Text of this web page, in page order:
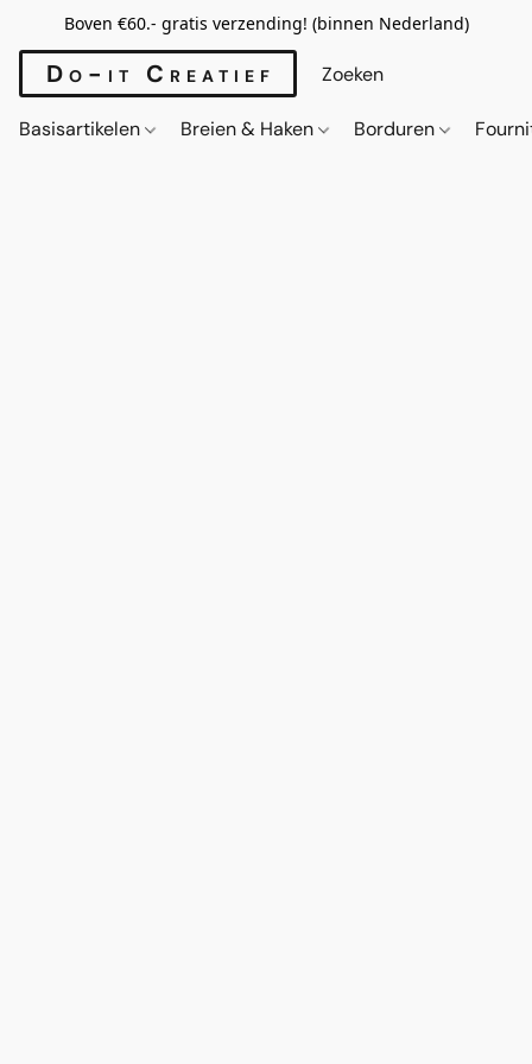
Boven €60.- gratis verzending! (binnen Nederland)
Do-it Creatief
Basisartikelen Breien & Haken Borduren